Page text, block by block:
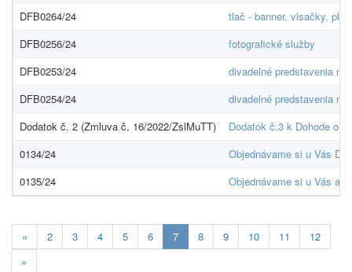
DFB0264/24
tlač - banner, visačky,
DFB0256/24
fotografické služby
DFB0253/24
divadelné predstavenia
DFB0254/24
divadelné predstavenia
Dodatok č. 2 (Zmluva č. 16/2022/ZslMuTT)
Dodatok č.3 k Dohode o
0134/24
Objednávame si u Vás
0135/24
Objednávame si u Vás
« 2 3 4 5 6 7Aktuálna
stránka
8 9 10 11
12
»